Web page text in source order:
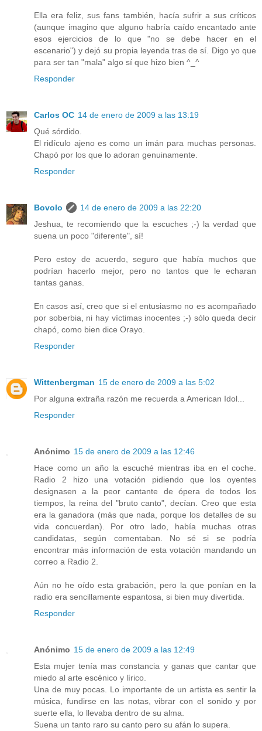
Ella era feliz, sus fans también, hacía sufrir a sus críticos
(aunque imagino que alguno habría caído encantado ante
esos ejercicios de lo que "no se debe hacer en el
escenario") y dejó su propia leyenda tras de sí. Digo yo que
para ser tan "mala" algo sí que hizo bien ^_^
Responder
Carlos OC 14 de enero de 2009 a las 13:19
Qué sórdido.
El ridículo ajeno es como un imán para muchas personas.
Chapó por los que lo adoran genuinamente.
Responder
Bovolo
14 de enero de 2009 a las 22:20
Jeshua, te recomiendo que la escuches ;-) la verdad que
suena un poco "diferente", sí!
Pero estoy de acuerdo, seguro que había muchos que
podrían hacerlo mejor, pero no tantos que le echaran
tantas ganas.
En casos así, creo que si el entusiasmo no es acompañado
por soberbia, ni hay víctimas inocentes ;-) sólo queda decir
chapó, como bien dice Orayo.
Responder
Wittenbergman 15 de enero de 2009 a las 5:02
Por alguna extraña razón me recuerda a American Idol...
Responder
Anónimo 15 de enero de 2009 a las 12:46
Hace como un año la escuché mientras iba en el coche.
Radio 2 hizo una votación pidiendo que los oyentes
designasen a la peor cantante de ópera de todos los
tiempos, la reina del "bruto canto", decían. Creo que esta
era la ganadora (más que nada, porque los detalles de su
vida concuerdan). Por otro lado, había muchas otras
candidatas, según comentaban. No sé si se podría
encontrar más información de esta votación mandando un
correo a Radio 2.
Aún no he oído esta grabación, pero la que ponían en la
radio era sencillamente espantosa, si bien muy divertida.
Responder
Anónimo 15 de enero de 2009 a las 12:49
Esta mujer tenía mas constancia y ganas que cantar que
miedo al arte escénico y lírico.
Una de muy pocas. Lo importante de un artista es sentir la
música, fundirse en las notas, vibrar con el sonido y por
suerte ella, lo llevaba dentro de su alma.
Suena un tanto raro su canto pero su afán lo supera.